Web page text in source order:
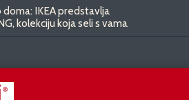
IKEA predstavlja
kolekciju koja seli s vama
luksuznu limuzinu veću od
S-klase, obećava domet do 1.000